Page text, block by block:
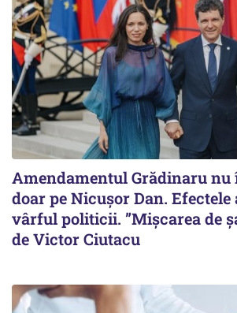
Amendamentul Grădinaru nu
doar pe Nicușor Dan.
vârful politicii. ”Mișcarea de
de Victor Ciutacu